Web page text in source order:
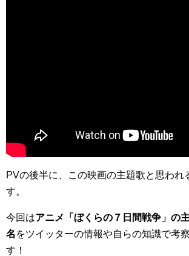
PVの後半に、この映画の主題歌と思われ
す。
今回はアニメ「ぼくらの７日間戦争」の
名 をツイッターの情報や自らの知識で考
す！